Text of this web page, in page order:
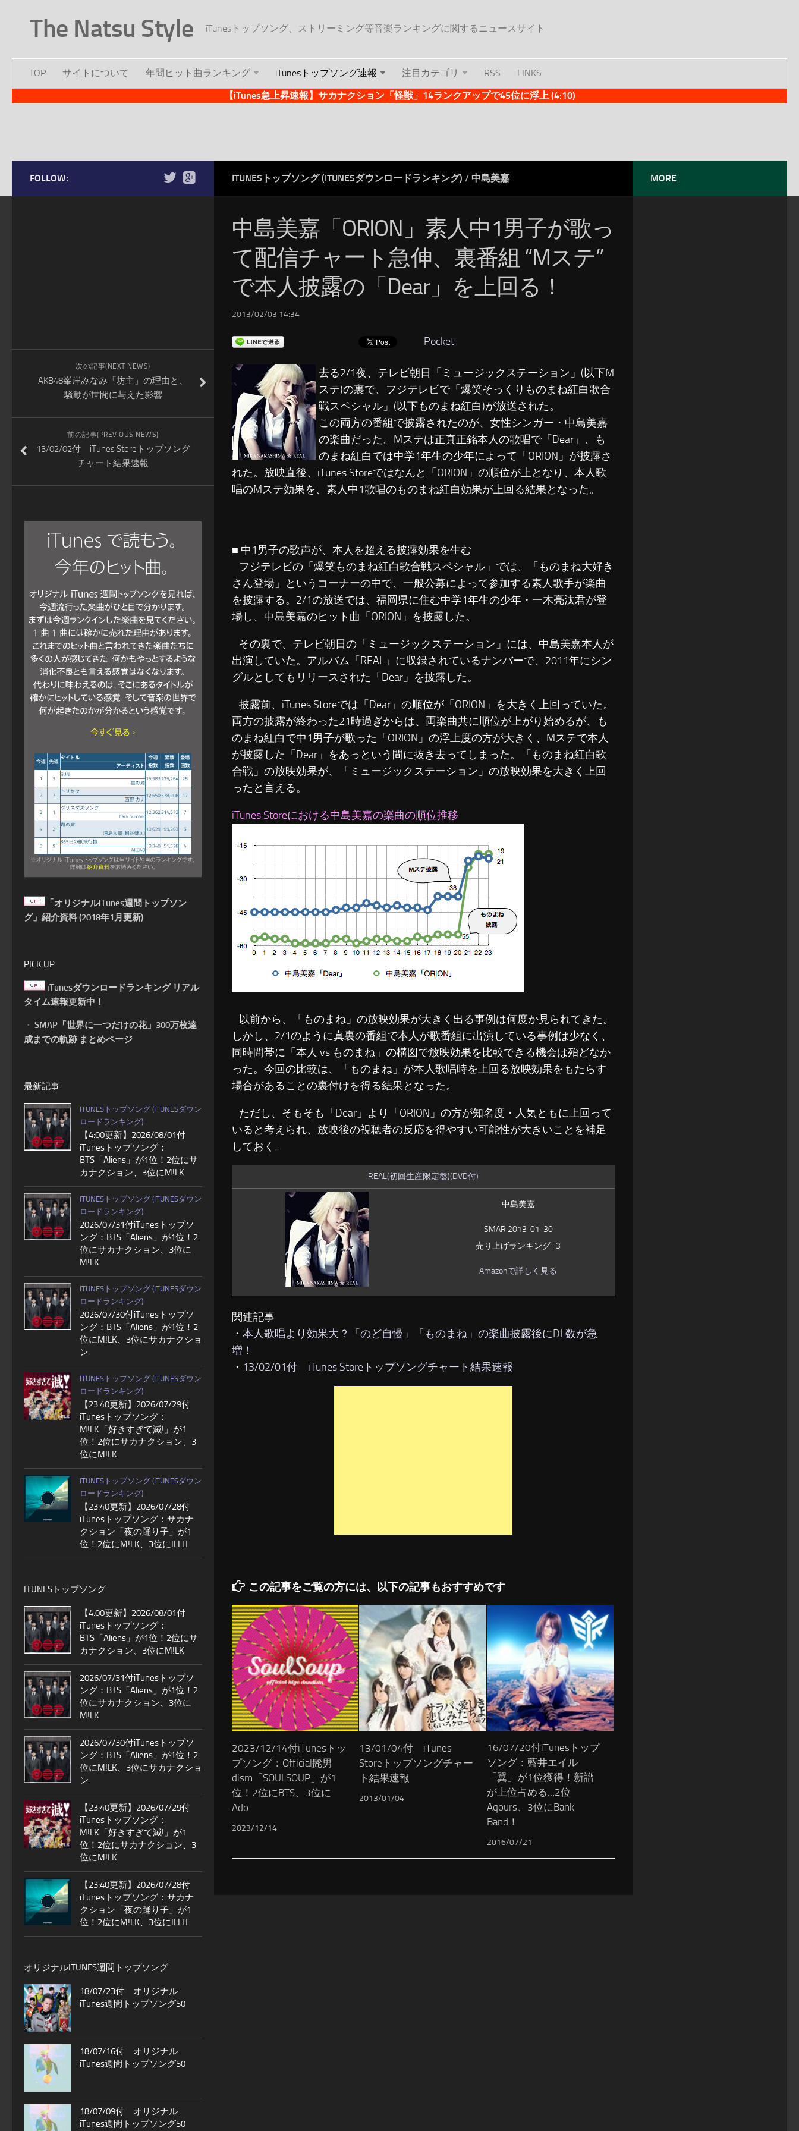
The Natsu Style iTunesトップソング、ストリーミング等音楽ランキングに関するニュースサイト
TOP サイトについて 年間ヒット曲ランキング iTunesトップソング速報 注目カテゴリ RSS
LINKS
【iTunes急上昇速報】サカナクション「怪獣」14ランクアップで45位に浮上 (4:10)
ITUNESトップソング (ITUNESダウンロードランキング) / 中島美嘉
中島美嘉「ORION」素人中1男子が歌っ
て配信チャート急伸、裏番組 “Mステ”
で本人披露の「Dear」を上回る！
2013/02/03 14:34
Pocket
去る2/1夜、テレビ朝日「ミュージックステーション」(以下M
ステ)の裏で、フジテレビで「爆笑そっくりものまね紅白歌合
戦スペシャル」(以下ものまね紅白)が放送された。
この両方の番組で披露されたのが、女性シンガー・中島美嘉
の楽曲だった。Mステは正真正銘本人の歌唱で「Dear」、も
のまね紅白では中学1年生の少年によって「ORION」が披露さ
れた。放映直後、iTunes Storeではなんと「ORION」の順位が上となり、本人歌
唱のMステ効果を、素人中1歌唱のものまね紅白効果が上回る結果となった。
■ 中1男子の歌声が、本人を超える披露効果を生む
フジテレビの「爆笑ものまね紅白歌合戦スペシャル」では、「ものまね大好き
さん登場」というコーナーの中で、一般公募によって参加する素人歌手が楽曲
を披露する。2/1の放送では、福岡県に住む中学1年生の少年・一木亮汰君が登
場し、中島美嘉のヒット曲「ORION」を披露した。
その裏で、テレビ朝日の「ミュージックステーション」には、中島美嘉本人が
出演していた。アルバム「REAL」に収録されているナンバーで、2011年にシン
グルとしてもリリースされた「Dear」を披露した。
披露前、iTunes Storeでは「Dear」の順位が「ORION」を大きく上回っていた。
両方の披露が終わった21時過ぎからは、両楽曲共に順位が上がり始めるが、も
のまね紅白で中1男子が歌った「ORION」の浮上度の方が大きく、Mステで本人
が披露した「Dear」をあっという間に抜き去ってしまった。「ものまね紅白歌
合戦」の放映効果が、「ミュージックステーション」の放映効果を大きく上回
ったと言える。
iTunes Storeにおける中島美嘉の楽曲の順位推移
以前から、「ものまね」の放映効果が大きく出る事例は何度か見られてきた。
しかし、2/1のように真裏の番組で本人が歌番組に出演している事例は少なく、
同時間帯に「本人 vs ものまね」の構図で放映効果を比較できる機会は殆どなか
った。今回の比較は、「ものまね」が本人歌唱時を上回る放映効果をもたらす
場合があることの裏付けを得る結果となった。
ただし、そもそも「Dear」より「ORION」の方が知名度・人気ともに上回って
いると考えられ、放映後の視聴者の反応を得やすい可能性が大きいことを補足
しておく。
REAL(初回生産限定盤)(DVD付)
中島美嘉
SMAR 2013-01-30
売り上げランキング : 3
Amazonで詳しく見る
関連記事
・ 本人歌唱より効果大？「のど自慢」「ものまね」の楽曲披露後にDL数が急
増！
・ 13/02/01付 iTunes Storeトップソングチャート結果速報
この記事をご覧の方には、以下の記事もおすすめです
2023/12/14付iTunesトッ
プソング：Official髭男
dism「SOULSOUP」が1
位！2位にBTS、3位に
Ado
2023/12/14
13/01/04付 iTunes
Storeトップソングチャー
ト結果速報
2013/01/04
16/07/20付iTunesトップ
ソング：藍井エイル
「翼」が1位獲得！新譜
が上位占める…2位
Aqours、3位にBank
Band！
2016/07/21
FOLLOW:
次の記事(NEXT NEWS)
AKB48峯岸みなみ「坊主」の理由と、
騒動が世間に与えた影響
前の記事(PREVIOUS NEWS)
13/02/02付 iTunes Storeトップソング
チャート結果速報
「オリジナルiTunes週間トップソン
グ」紹介資料 (2018年1月更新)
PICK UP
iTunesダウンロードランキング リアル
タイム速報更新中！
・ SMAP「世界に一つだけの花」300万枚達
成までの軌跡 まとめページ
最新記事
ITUNESトップソング (ITUNESダウン
ロードランキング)
【4:00更新】2026/08/01付
iTunesトップソング：
BTS「Aliens」が1位！2位にサ
カナクション、3位にM!LK
ITUNESトップソング (ITUNESダウン
ロードランキング)
2026/07/31付iTunesトップソ
ング：BTS「Aliens」が1位！2
位にサカナクション、3位に
M!LK
ITUNESトップソング (ITUNESダウン
ロードランキング)
2026/07/30付iTunesトップソ
ング：BTS「Aliens」が1位！2
位にM!LK、3位にサカナクショ
ン
ITUNESトップソング (ITUNESダウン
ロードランキング)
【23:40更新】2026/07/29付
iTunesトップソング：
M!LK「好きすぎて滅!」が1
位！2位にサカナクション、3
位にM!LK
ITUNESトップソング (ITUNESダウン
ロードランキング)
【23:40更新】2026/07/28付
iTunesトップソング：サカナ
クション「夜の踊り子」が1
位！2位にM!LK、3位にILLIT
ITUNESトップソング
【4:00更新】2026/08/01付
iTunesトップソング：
BTS「Aliens」が1位！2位にサ
カナクション、3位にM!LK
2026/07/31付iTunesトップソ
ング：BTS「Aliens」が1位！2
位にサカナクション、3位に
M!LK
2026/07/30付iTunesトップソ
ング：BTS「Aliens」が1位！2
位にM!LK、3位にサカナクショ
ン
【23:40更新】2026/07/29付
iTunesトップソング：
M!LK「好きすぎて滅!」が1
位！2位にサカナクション、3
位にM!LK
【23:40更新】2026/07/28付
iTunesトップソング：サカナ
クション「夜の踊り子」が1
位！2位にM!LK、3位にILLIT
オリジナルITUNES週間トップソング
18/07/23付 オリジナル
iTunes週間トップソング50
18/07/16付 オリジナル
iTunes週間トップソング50
18/07/09付 オリジナル
iTunes週間トップソング50
MORE